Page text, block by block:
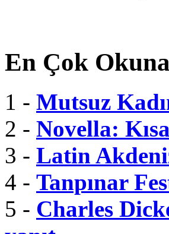
En Çok
1 - Mutsuz
2 - Novella:
3 - Latin
4 - Tanpınar
5 - Charles